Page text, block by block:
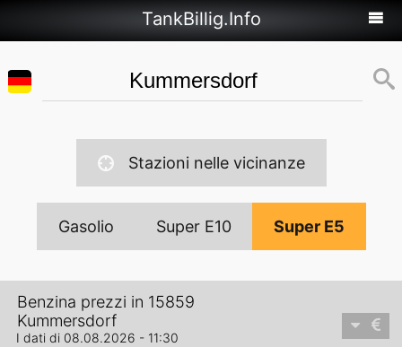
TankBillig.Info
Stazioni nelle vicinanze
Gasolio Super E10 Super E5
Benzina prezzi in 15859
Kummersdorf
I dati di 08.08.2026 - 11:30